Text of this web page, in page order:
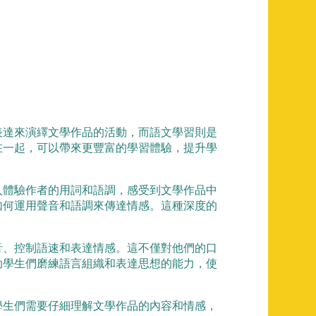
來演繹文學作品的活動，而語文學習則是
起，可以帶來更豐富的學習體驗，提升學
驗作者的用詞和語調，感受到文學作品中
運用聲音和語調來傳達情感。這種深度的
控制語速和表達情感。這不僅對他們的口
生們磨練語言組織和表達思想的能力，使
們需要仔細理解文學作品的內容和情感，